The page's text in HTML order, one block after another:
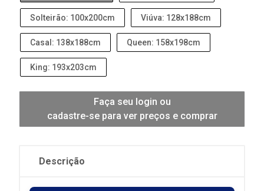
Solteirão: 100x200cm Viúva: 128x188cm
Casal: 138x188cm Queen: 158x198cm
King: 193x203cm
Faça seu login ou
cadastre-se para ver preços e comprar
Descrição